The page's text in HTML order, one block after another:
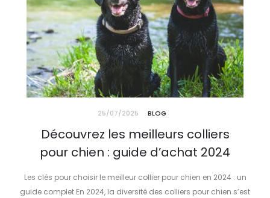
25/07/2025 BLOG
Découvrez les meilleurs colliers
pour chien : guide d’achat 2024
Les clés pour choisir le meilleur collier pour chien en 2024 : un
guide complet En 2024, la diversité des colliers pour chien s’est